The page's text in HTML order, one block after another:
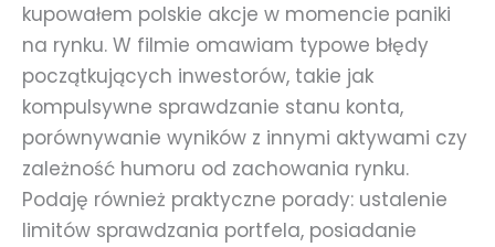
kupowałem polskie akcje w momencie paniki
na rynku. W filmie omawiam typowe błędy
początkujących inwestorów, takie jak
kompulsywne sprawdzanie stanu konta,
porównywanie wyników z innymi aktywami czy
zależność humoru od zachowania rynku.
Podaję również praktyczne porady: ustalenie
limitów sprawdzania portfela, posiadanie